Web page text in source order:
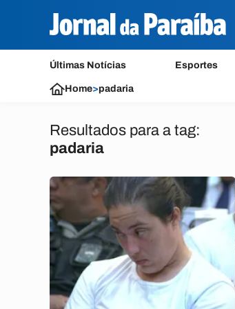
Últimas Notícias Esportes
Home>padaria
Resultados para a tag:
padaria